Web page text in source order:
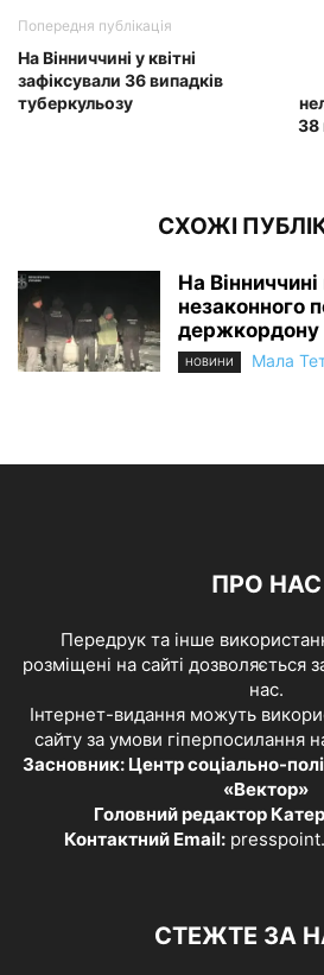
Попередня публікація
На Вінниччині у квітні
зафіксували 36 випадків
туберкульозу
38
СХОЖІ
На
незаконного
держкордону
НОВИНИ Мала
ПРО НАС
Передрук та інше
розміщені на сайті дозволяється
нас.
Інтернет-видання можуть
сайту за умови гіперпосилання
Засновник: Центр соціально-
«Вектор»
Головний редактор
Контактний Email:
СТЕЖТЕ ЗА